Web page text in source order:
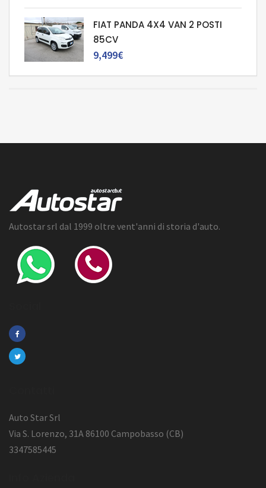
FIAT PANDA 4X4 VAN 2 POSTI
85CV
9,499€
Autostar srl dal 1999 oltre vent'anni di storia d'auto.
Auto Star Srl
Via S. Lorenzo, 31A 86100 Campobasso (CB)
3347585445